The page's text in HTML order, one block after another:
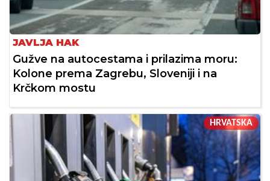
JAVLJA HAK
Gužve na autocestama i prilazima moru:
Kolone prema Zagrebu, Sloveniji i na
Krčkom mostu
HRVATSKA